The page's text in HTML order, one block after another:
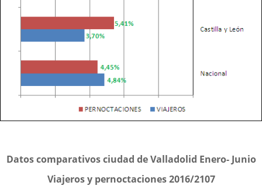
Datos comparativos ciudad de Valladolid Enero- Junio
Viajeros y pernoctaciones 2016/2107